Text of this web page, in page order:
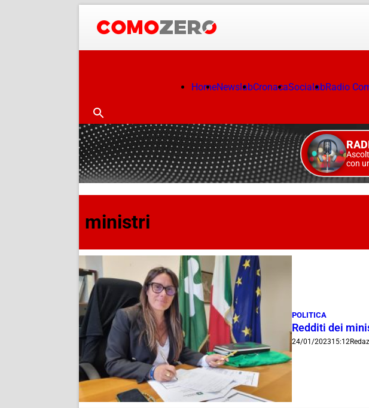
HomeNewslabCronacaSocialabRadio
con
ministri
POLITICA
Redditi dei
24/01/202315:12